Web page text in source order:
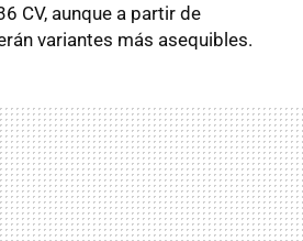
CV, aunque a partir de
variantes más asequibles.